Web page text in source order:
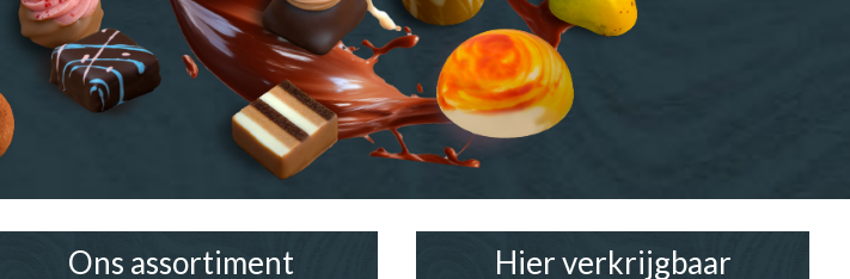
Ons assortiment Hier verkrijgbaar